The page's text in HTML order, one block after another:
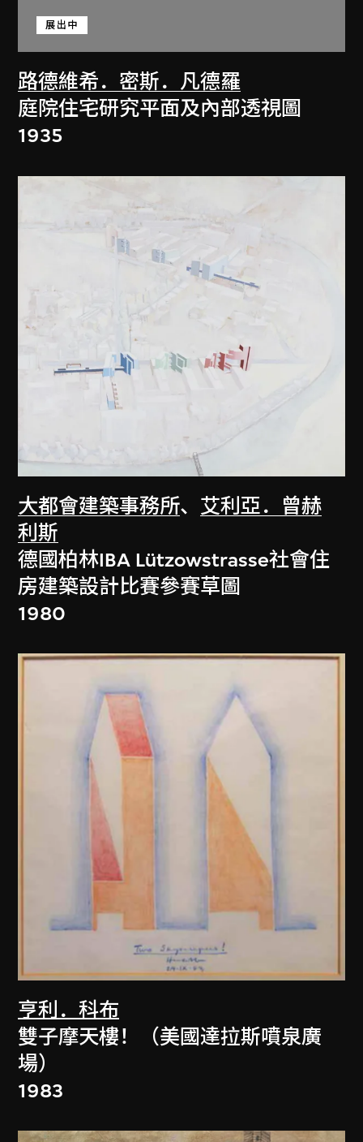
路德維希．密斯．凡德羅
展出中
庭院住宅研究平面及內部透視圖
1935
大都會建築事務所、 艾利亞．曾赫
利斯
德國柏林IBA Lützowstrasse社會住
房建築設計比賽參賽草圖
1980
亨利．科布
雙子摩天樓！（美國達拉斯噴泉廣
場）
1983